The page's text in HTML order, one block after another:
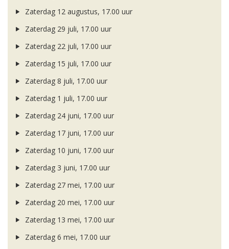
Zaterdag 12 augustus, 17.00 uur
Zaterdag 29 juli, 17.00 uur
Zaterdag 22 juli, 17.00 uur
Zaterdag 15 juli, 17.00 uur
Zaterdag 8 juli, 17.00 uur
Zaterdag 1 juli, 17.00 uur
Zaterdag 24 juni, 17.00 uur
Zaterdag 17 juni, 17.00 uur
Zaterdag 10 juni, 17.00 uur
Zaterdag 3 juni, 17.00 uur
Zaterdag 27 mei, 17.00 uur
Zaterdag 20 mei, 17.00 uur
Zaterdag 13 mei, 17.00 uur
Zaterdag 6 mei, 17.00 uur